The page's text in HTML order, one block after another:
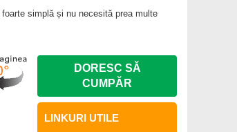
simplă și nu necesită prea multe
DORESC SĂ
CUMPĂR
LINKURI UTILE